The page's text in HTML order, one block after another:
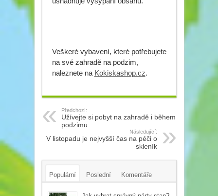
Veškeré vybavení, které potřebujete
na své zahradě na podzim,
naleznete na Kokiskashop.cz.
Předchozí:
Užívejte si pobyt na zahradě i během
podzimu
Následující:
V listopadu je nejvyšší čas na péči o
skleník
Populární Poslední Komentáře
Tagy